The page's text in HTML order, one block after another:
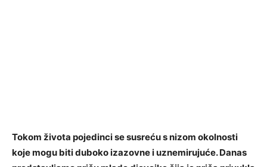
Tokom života pojedinci se susreću s nizom okolnosti
koje mogu biti duboko izazovne i uznemirujuće. Danas